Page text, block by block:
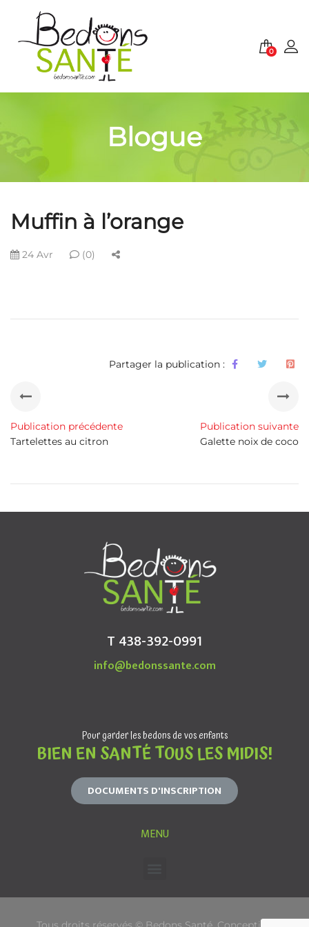
0
Blogue
Muffin à l’orange
24 Avr (0)
Partager la publication :
Publication précédente
Tartelettes au citron
Publication suivante
Galette noix de coco
T 438-392-0991
info@bedonssante.com
Pour garder les bedons de vos enfants
BIEN EN SANTÉ TOUS LES MIDIS!
DOCUMENTS D'INSCRIPTION
MENU